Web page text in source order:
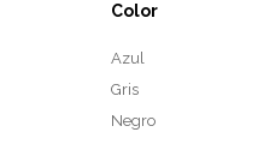
Color
Azul
Gris
Negro